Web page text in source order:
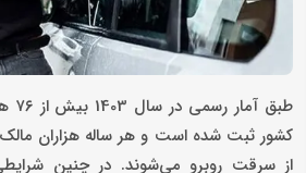
کشور ثبت شده است و هر ساله هزاران
از سرقت روبرو می‌شوند. در چنین